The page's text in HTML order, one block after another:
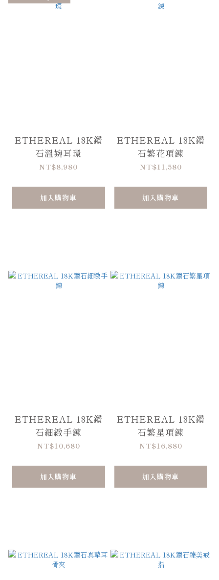
ETHEREAL 18K鑽
石溫婉耳環
NT$8,980
加入購物車
ETHEREAL 18K鑽
石繁花項鍊
NT$11,580
加入購物車
ETHEREAL 18K鑽
石細緻手鍊
NT$10,680
加入購物車
ETHEREAL 18K鑽
石繁星項鍊
NT$16,880
加入購物車